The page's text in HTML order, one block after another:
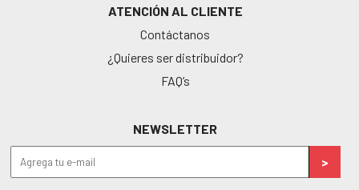
ATENCIÓN AL CLIENTE
Contáctanos
¿Quieres ser distribuidor?
FAQ’s
NEWSLETTER